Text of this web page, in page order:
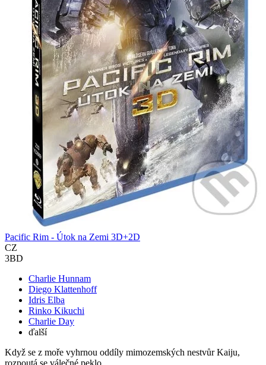
Pacific Rim - Útok na Zemi 3D+2D
CZ
3BD
Charlie Hunnam
Diego Klattenhoff
Idris Elba
Rinko Kikuchi
Charlie Day
ďalší
Když se z moře vyhrnou oddíly mimozemských nestvůr Kaiju,